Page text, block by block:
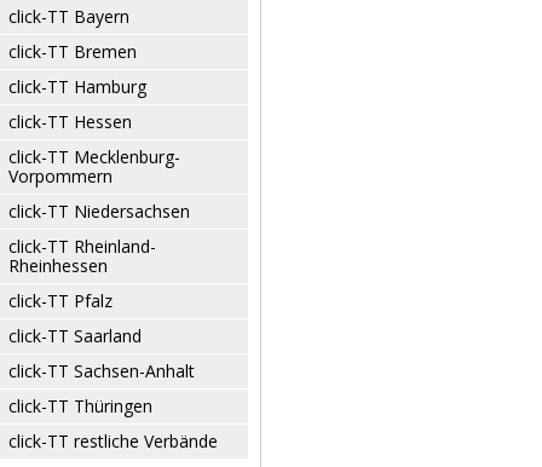
click-TT Bayern
click-TT Bremen
click-TT Hamburg
click-TT Hessen
click-TT Mecklenburg-
Vorpommern
click-TT Niedersachsen
click-TT Rheinland-
Rheinhessen
click-TT Pfalz
click-TT Saarland
click-TT Sachsen-Anhalt
click-TT Thüringen
click-TT restliche Verbände